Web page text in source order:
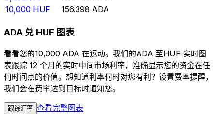
10,000 HUF 156.398 ADA
ADA 兑 HUF 图表
看看您的10,000 ADA 在运动。我们的ADA 至HUF 实时图
表跟踪 12 个月的实时中间市场利率，准确显示您的资金在任
何时间点的价值。想知道利率何时对您有利？设置费率提醒，
我们会在费率达到目标时通知您。
跟踪汇率 查看完整图表